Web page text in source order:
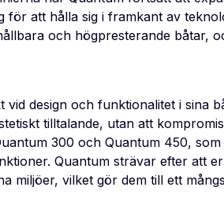
för att hålla sig i framkant av
och högpresterande båtar,
vid design och funktionalitet i sina
tilltalande, utan att
300 och Quantum 450,
Quantum strävar efter att
miljöer, vilket gör dem till ett